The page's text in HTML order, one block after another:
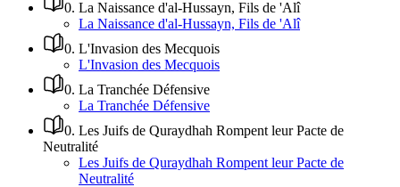
0. La Naissance d'al-Hussayn, Fils de 'Alî
La Naissance d'al-Hussayn, Fils de 'Alî
0. L'Invasion des Mecquois
L'Invasion des Mecquois
0. La Tranchée Défensive
La Tranchée Défensive
0. Les Juifs de Quraydhah Rompent leur Pacte de
Neutralité
Les Juifs de Quraydhah Rompent leur Pacte de
Neutralité